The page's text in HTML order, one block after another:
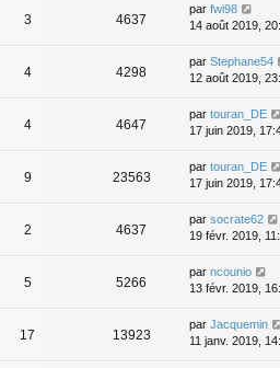
3 4637
par fwi98
14 août 2019,
4 4298
par Stephane54
12 août 2019,
4 4647
par touran_DE
17 juin 2019,
9 23563
par touran_DE
17 juin 2019,
2 4637
par socrate62
19 févr. 2019,
5 5266
par ncounio
13 févr. 2019,
17 13923
par Jacquemin
11 janv. 2019,